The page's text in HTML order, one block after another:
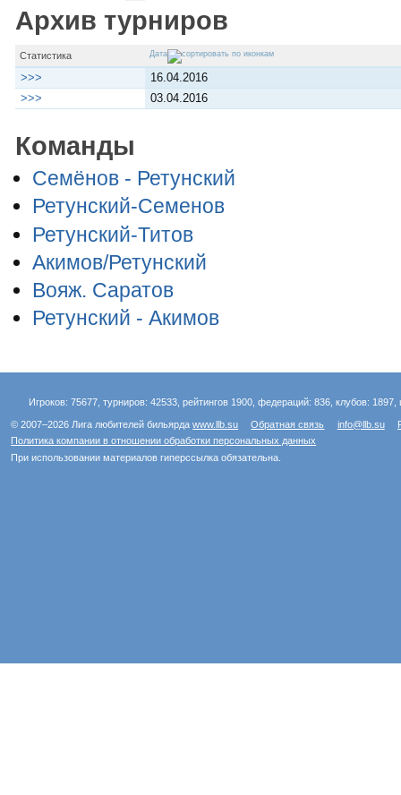
Архив турниров
Статистика Дата
>>>
16.04.2016
>>>
03.04.2016
Команды
Семёнов - Ретунский
Ретунский-Семенов
Ретунский-Титов
Акимов/Ретунский
Вояж. Саратов
Ретунский - Акимов
Игроков: 75677, турниров: 42533, рейтингов 1900, федераций: 836, клубов:
© 2007–2026 Лига любителей бильярдаwww.llb.su Обратная связь info@llb.su
Политика компании в отношении обработки персональных данных
При использовании материалов гиперссылка обязательна.